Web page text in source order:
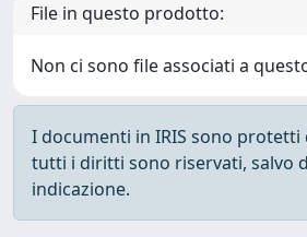
File in questo prodotto:
Non ci sono file associati a
I documenti in IRIS sono protetti
tutti i diritti sono riservati, salvo
indicazione.